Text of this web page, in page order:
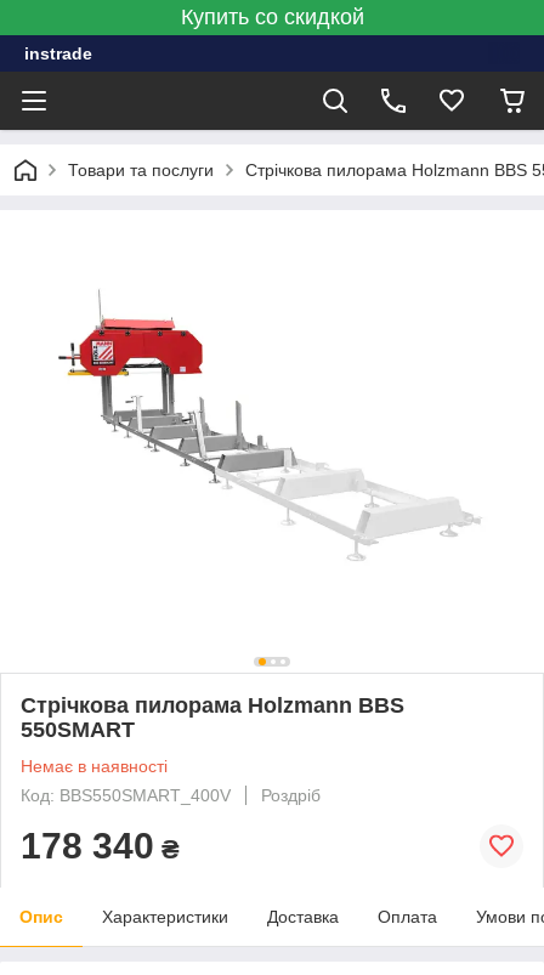
Купить со скидкой
instrade
Товари та послуги Стрічкова пилорама Holzmann BBS
Стрічкова пилорама Holzmann BBS
550SMART
Немає в наявності
Код: BBS550SMART_400V
Роздріб
178 340 ₴
Опис Характеристики Доставка Оплата Умови